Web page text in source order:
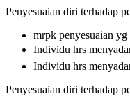
Penyesuaian diri terhadap
mrpk penyesuaian
Individu hrs
Individu hrs
Penyesuaian diri terhadap